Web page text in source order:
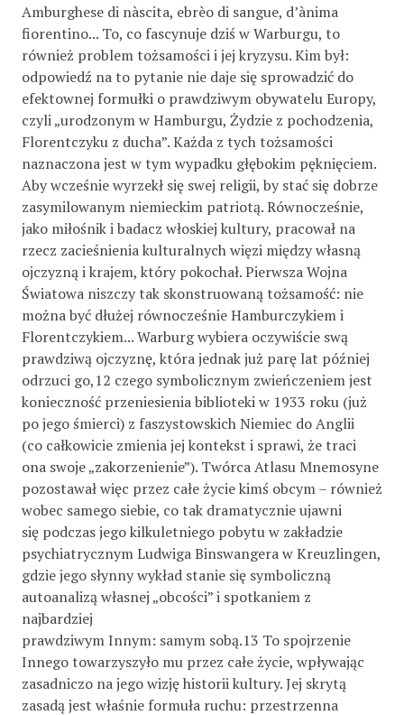
Amburghese di nàscita, ebrèo di sangue, d’ànima
fiorentino... To, co fascynuje dziś w Warburgu, to
również problem tożsamości i jej kryzysu. Kim był:
odpowiedź na to pytanie nie daje się sprowadzić do
efektownej formułki o prawdziwym obywatelu Europy,
czyli „urodzonym w Hamburgu, Żydzie z pochodzenia,
Florentczyku z ducha”. Każda z tych tożsamości
naznaczona jest w tym wypadku głębokim pęknięciem.
Aby wcześnie wyrzekł się swej religii, by stać się dobrze
zasymilowanym niemieckim patriotą. Równocześnie,
jako miłośnik i badacz włoskiej kultury, pracował na
rzecz zacieśnienia kulturalnych więzi między własną
ojczyzną i krajem, który pokochał. Pierwsza Wojna
Światowa niszczy tak skonstruowaną tożsamość: nie
można być dłużej równocześnie Hamburczykiem i
Florentczykiem... Warburg wybiera oczywiście swą
prawdziwą ojczyznę, która jednak już parę lat później
odrzuci go,12 czego symbolicznym zwieńczeniem jest
konieczność przeniesienia biblioteki w 1933 roku (już
po jego śmierci) z faszystowskich Niemiec do Anglii
(co całkowicie zmienia jej kontekst i sprawi, że traci
ona swoje „zakorzenienie”). Twórca Atlasu Mnemosyne
pozostawał więc przez całe życie kimś obcym – również
wobec samego siebie, co tak dramatycznie ujawni
się podczas jego kilkuletniego pobytu w zakładzie
psychiatrycznym Ludwiga Binswangera w Kreuzlingen,
gdzie jego słynny wykład stanie się symboliczną
autoanalizą własnej „obcości” i spotkaniem z
najbardziej
prawdziwym Innym: samym sobą.13 To spojrzenie
Innego towarzyszyło mu przez całe życie, wpływając
zasadniczo na jego wizję historii kultury. Jej skrytą
zasadą jest właśnie formuła ruchu: przestrzenna